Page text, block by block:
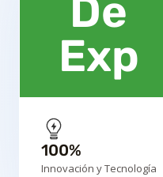
De
Exp
100%
Innovación y Tecnología